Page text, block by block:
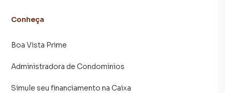
Conheça
Boa Vista Prime
Administradora de Condominios
Simule seu financiamento na Caixa